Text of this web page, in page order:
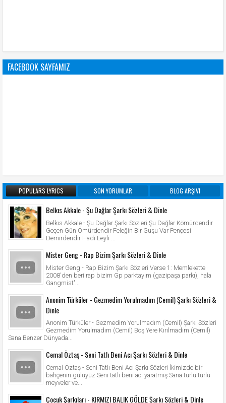
FACEBOOK SAYFAMIZ
POPULARS LYRICS SON YORUMLAR BLOG ARŞIVI
Belkıs Akkale - Şu Dağlar Şarkı Sözleri & Dinle
Belkıs Akkale - Şu Dağlar Şarkı Sözleri Şu Dağlar Kömürdendir
Geçen Gün Ömürdendir Feleğin Bir Guşu Var Pençesi
Demirdendir Hadi Leyli ...
Mister Geng - Rap Bizim Şarkı Sözleri & Dinle
Mister Geng - Rap Bizim Şarkı Sözleri Verse 1: Memlekette
2008'den beri rap bizim Gp parktayım (gazipaşa parkı), hala
Gangmist'...
Anonim Türküler - Gezmedim Yorulmadım (Cemil) Şarkı Sözleri &
Dinle
Anonim Türküler - Gezmedim Yorulmadım (Cemil) Şarkı Sözleri
Gezmedim Yorulmadım (Cemil) Boş Yere Kırılmadım (Cemil)
Sana Benzer Dünyada...
Cemal Öztaş - Seni Tatlı Beni Acı Şarkı Sözleri & Dinle
Cemal Öztaş - Seni Tatlı Beni Acı Şarkı Sözleri İkimizde bir
bahçenin gülüyüz Seni tatlı beni acı yaratmış Sana türlü türlü
meyveler ve...
Çocuk Şarkıları - KIRMIZI BALIK GÖLDE Şarkı Sözleri & Dinle